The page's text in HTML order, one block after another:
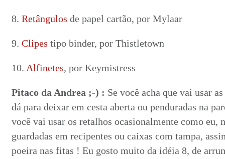
8. Retângulos de papel cartão, por Mylaar
9. Clipes tipo binder, por Thistletown
10. Alfinetes, por Keymistress
Pitaco da Andrea ;-) : Se você acha que vai usar
dá para deixar em cesta aberta ou penduradas na
você vai usar os retalhos ocasionalmente como eu,
guardadas em recipentes ou caixas com tampa,
poeira nas fitas ! Eu gosto muito da idéia 8, de